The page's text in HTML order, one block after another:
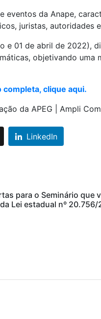
eventos da Anape,
juristas, autoridades
e 01 de abril de 2022),
objetivando
completa, clique aqui.
da APEG | Ampli
LinkedIn
para o Seminário que
Lei estadual nº